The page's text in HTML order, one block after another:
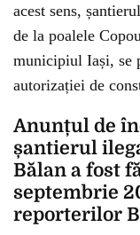
acest sens,
de la poalele
municipiul Iași, se
autorizației de
Anunțul de
șantierul
Bălan a fost
septembrie
reporterilor